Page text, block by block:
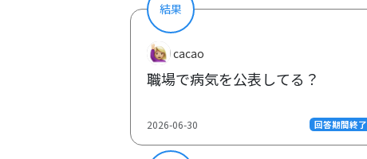
結果
cacao
職場で病気を公表してる？
2026-06-30 回答期間終了